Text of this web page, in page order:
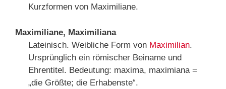
Kurzformen von Maximiliane.
Maximiliane, Maximiliana
Lateinisch. Weibliche Form von Maximilian.
Ursprünglich ein römischer Beiname und
Ehrentitel. Bedeutung: maxima, maximiana =
„die Größte; die Erhabenste“.